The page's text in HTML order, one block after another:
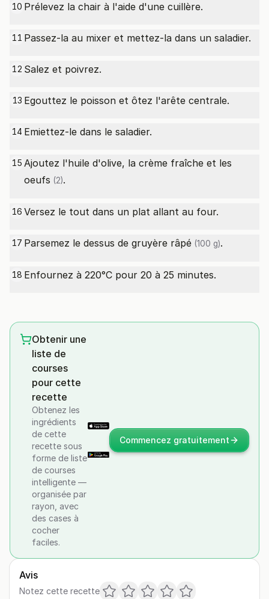
10 Prélevez la chair à l'aide d'une cuillère.
11 Passez-la au mixer et mettez-la dans un saladier.
12 Salez et poivrez.
13 Egouttez le poisson et ôtez l'arête centrale.
14 Emiettez-le dans le saladier.
15 Ajoutez l'huile d'olive, la crème fraîche et les
oeufs (2).
16 Versez le tout dans un plat allant au four.
17 Parsemez le dessus de gruyère râpé (100 g).
18 Enfournez à 220°C pour 20 à 25 minutes.
Obtenir une
liste de
courses
pour cette
recette
Obtenez les
ingrédients
de cette
recette sous
forme de liste
de courses
intelligente —
organisée par
rayon, avec
des cases à
cocher
faciles.
Commencez gratuitement
Avis
Notez cette recette